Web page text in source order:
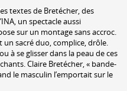
textes de Bretécher, des
un spectacle aussi
sur un montage sans accroc.
un sacré duo, complice, drôle.
à se glisser dans la peau de ces
Claire Bretécher, « bande-
le masculin l’emportait sur le